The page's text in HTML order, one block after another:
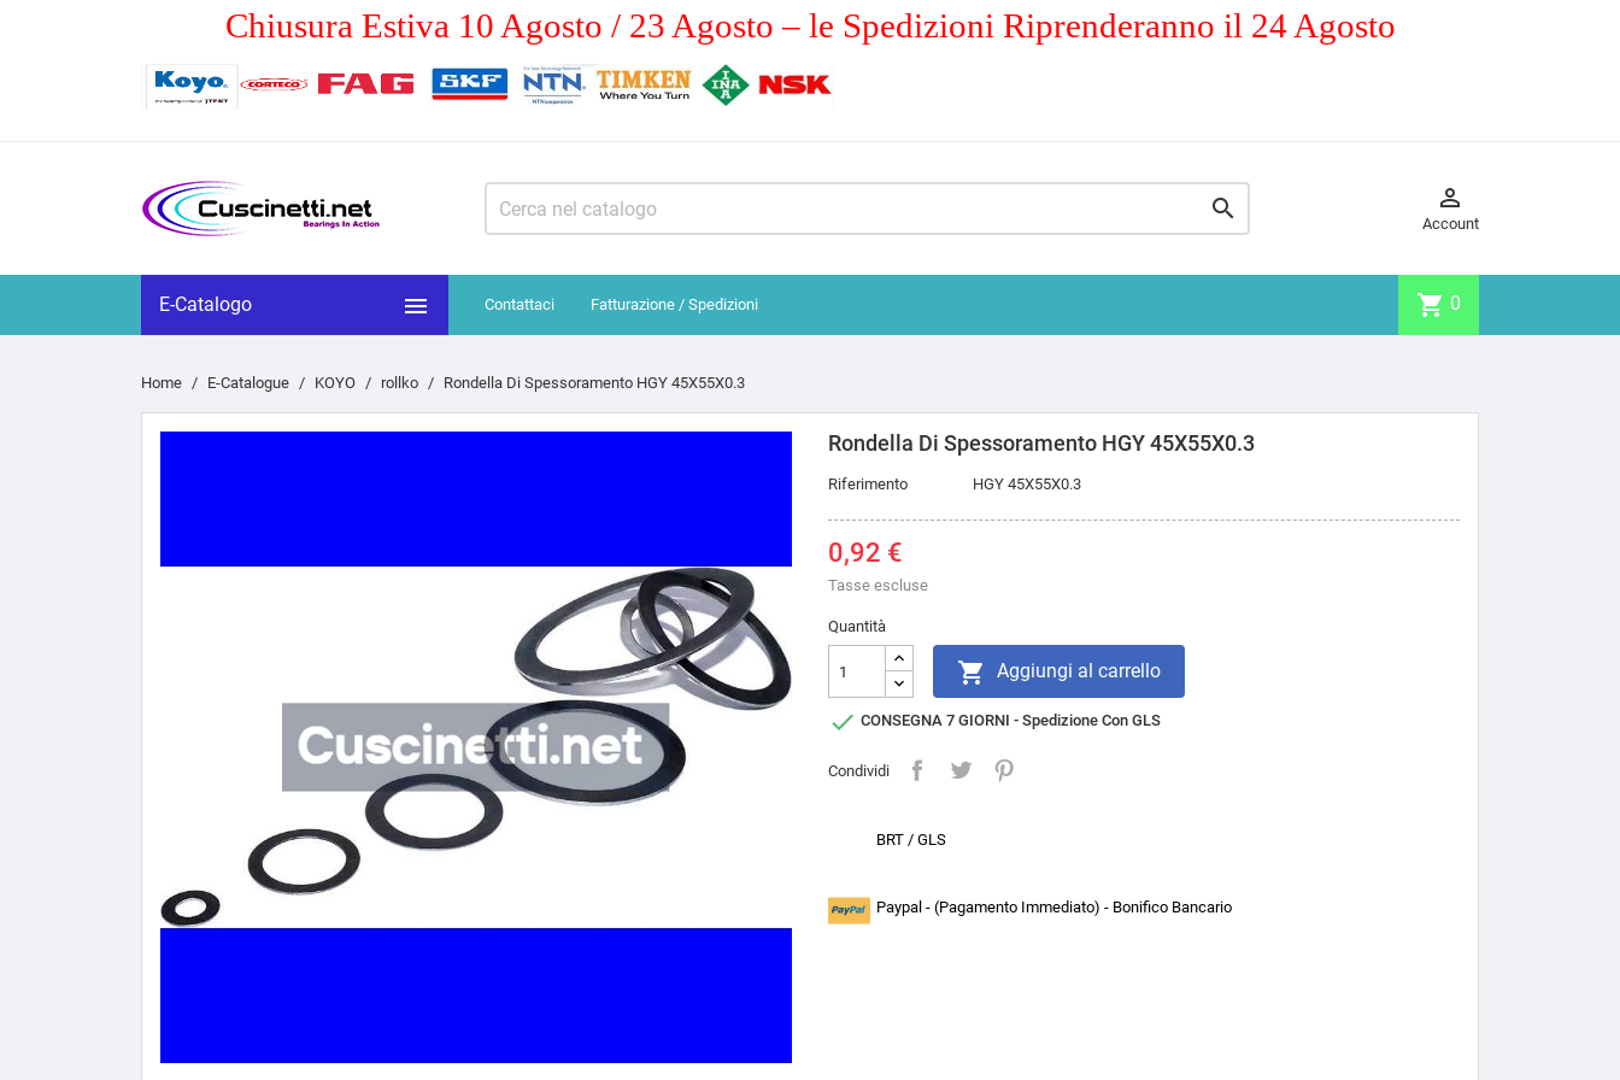
Chiusura Estiva 10 Agosto / 23 Agosto – le Spedizioni Riprenderanno il 24 Agosto
 
Account
E-Catalogo  Contattaci Fatturazione / Spedizioni shopping_cart 0
Home E-Catalogue KOYO rollko Rondella Di Spessoramento HGY 45X55X0.3
Rondella Di Spessoramento HGY 45X55X0.3
Riferimento HGY 45X55X0.3
0,92 €
Tasse escluse
Quantità
 Aggiungi al carrello
 CONSEGNA 7 GIORNI - Spedizione Con GLS
Condividi
BRT / GLS
Paypal - (Pagamento Immediato) - Bonifico Bancario